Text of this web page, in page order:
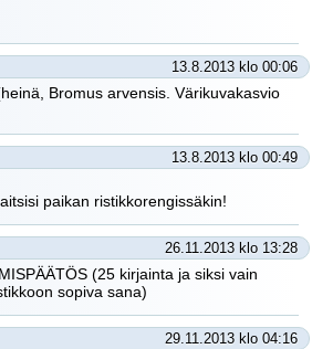
13.8.2013 klo 00:06
Bromus arvensis. Värikuvakasvio
13.8.2013 klo 00:49
paikan ristikkorengissäkin!
26.11.2013 klo 13:28
(25 kirjainta ja siksi vain
sopiva sana)
29.11.2013 klo 04:16